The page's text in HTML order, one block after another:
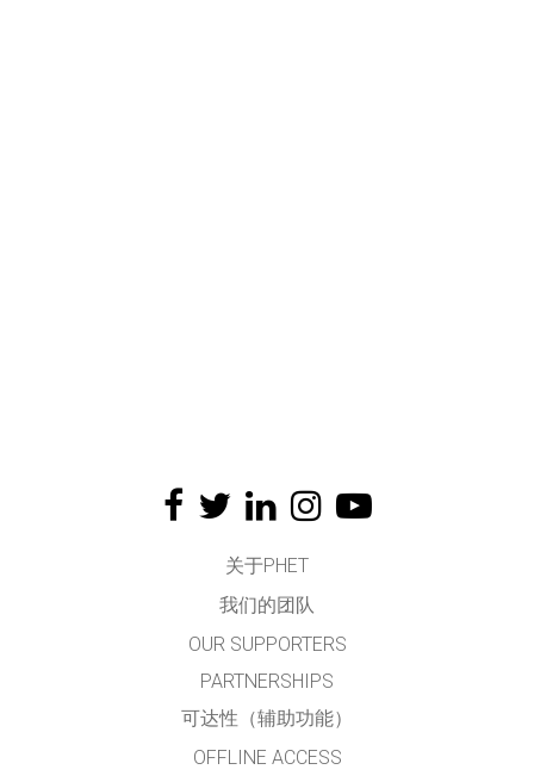
关于PHET
我们的团队
OUR SUPPORTERS
PARTNERSHIPS
可达性（辅助功能）
OFFLINE ACCESS